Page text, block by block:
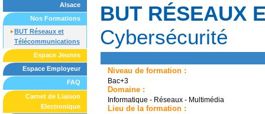
Alsace
Nos Formations
BUT Réseaux et
Télécommunications
Espace Jeunes
Espace Employeur
FAQ
Carnet de Liaison
Electronique
BUT RÉSEAUX
Cybersécurité
Niveau de formation :
Bac+3
Domaine :
Informatique - Réseaux - Multimédia
Lieu de la formation :